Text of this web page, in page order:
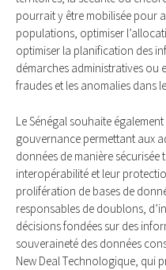
pourrait y être mobilisée pour
populations, optimiser
optimiser la planification des
démarches administratives ou
fraudes et les anomalies dans
Le Sénégal souhaite
gouvernance permettant aux
données de manière
interopérabilité et leur
prolifération de bases de
responsables de doublons,
décisions fondées sur des
souveraineté des données
New Deal Technologique, qui